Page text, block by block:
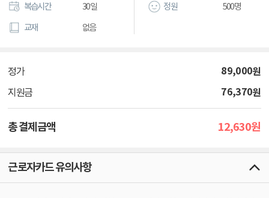
복습시간 30일
교재 없음
정원 500명
정가 89,000원
지원금 76,370원
총 결제금액 12,630원
근로자카드 유의사항